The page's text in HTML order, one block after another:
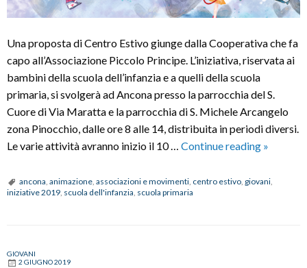
Una proposta di Centro Estivo giunge dalla Cooperativa che fa
capo all’Associazione Piccolo Principe. L’iniziativa, riservata ai
bambini della scuola dell’infanzia e a quelli della scuola
primaria, si svolgerà ad Ancona presso la parrocchia del S.
Cuore di Via Maratta e la parrocchia di S. Michele Arcangelo
zona Pinocchio, dalle ore 8 alle 14, distribuita in periodi diversi.
Le varie attività avranno inizio il 10 … Continue reading Un
estivo
»
ancona animazione associazioni e movimenti centro estivo giovani
iniziative 2019 scuola dell'infanzia scuola primaria
GIOVANI
2 GIUGNO 2019